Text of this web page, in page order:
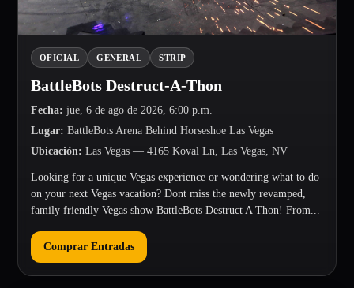
OFICIAL GENERAL STRIP
BattleBots Destruct-A-Thon
Fecha: jue, 6 de ago de 2026, 6:00 p.m.
Lugar: BattleBots Arena Behind Horseshoe Las Vegas
Ubicación: Las Vegas — 4165 Koval Ln, Las Vegas, NV
Looking for a unique Vegas experience or wondering what to do
on your next Vegas vacation? Dont miss the newly revamped,
family friendly Vegas show BattleBots Destruct A Thon! From...
Comprar Entradas